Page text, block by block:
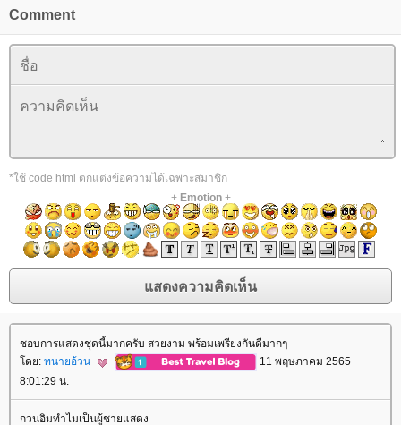
Comment
*ใช้ code html ตกแต่งข้อความได้เฉพาะสมาชิก
+ Emotion+
ชอบการแสดงชุดนี้มากครับ สวยงาม พร้อมเพรียงกันดีมากๆ
ดย: ทนายอ้วน
11 พฤษภาคม 2565
8:01:29 น.
กวนอิมทำไมเป็นผู้ชายแสดง